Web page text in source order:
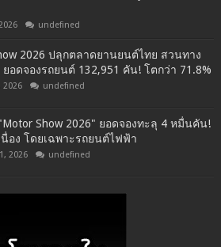
undefined
2026 ปลุกตลาดยานยนต์ไทย สวนทาง
ยอดจองรถยนต์ 132,951 คัน! โตกว่า 71.8%
2026 undefined
Show 2026" ยอดจองทะลุ 4 หมื่นคัน!
อง โดยเฉพาะรถยนต์ไฟฟ้า
2026 undefined